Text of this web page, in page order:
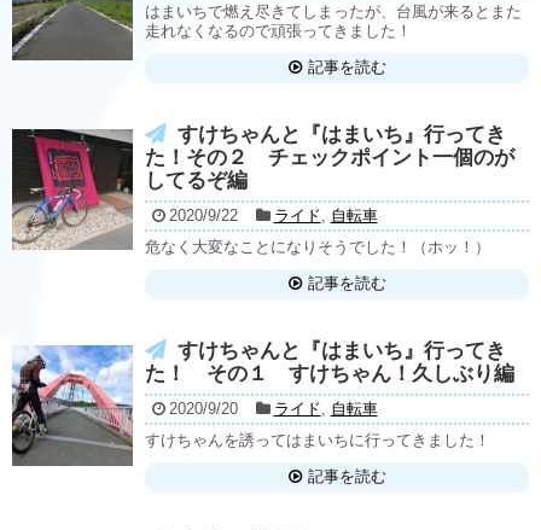
はまいちで燃え尽きてしまったが、台風が来るとまた
走れなくなるので頑張ってきました！
記事を読む
すけちゃんと『はまいち』行ってき
た！その２ チェックポイント一個のが
してるぞ編
2020/9/22 ライド
自転車
危なく大変なことになりそうでした！（ホッ！）
記事を読む
すけちゃんと『はまいち』行ってき
た！ その１ すけちゃん！久しぶり編
2020/9/20 ライド
自転車
すけちゃんを誘ってはまいちに行ってきました！
記事を読む